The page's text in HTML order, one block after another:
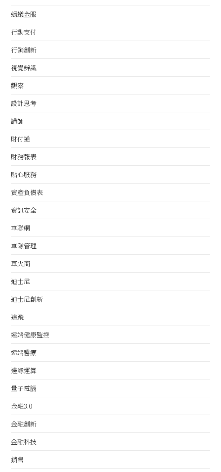
螞蟻金服
行動支付
行銷創新
視覺辨識
觀察
設計思考
講師
財付通
財務報表
貼心服務
資產負債表
資訊安全
車聯網
車隊管理
軍火商
迪士尼
迪士尼創新
追蹤
遠端健康監控
遠端醫療
邊緣運算
量子電腦
金融3.0
金融創新
金融科技
銷售